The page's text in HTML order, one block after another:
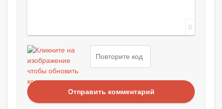
0
Отправить комментарий